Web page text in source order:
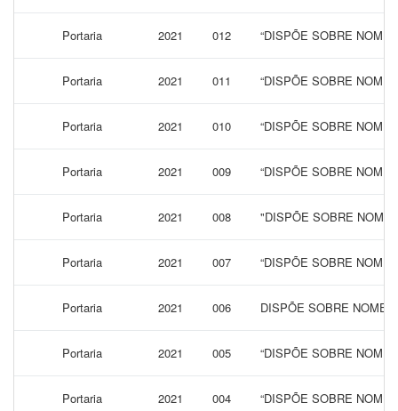
Portaria 2021 012 “DISPÕE SOBRE
Portaria 2021 011 “DISPÕE SOBRE
Portaria 2021 010 “DISPÕE SOBRE
Portaria 2021 009 “DISPÕE SOBRE
Portaria 2021 008 "DISPÕE SOBRE
Portaria 2021 007 “DISPÕE SOBRE
Portaria 2021 006 DISPÕE SOBRE
Portaria 2021 005 “DISPÕE SOBRE
Portaria 2021 004 “DISPÕE SOBRE